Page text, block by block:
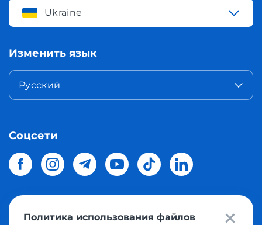
Ukraine
Изменить язык
Русский
Соцсети
Политика использования файлов